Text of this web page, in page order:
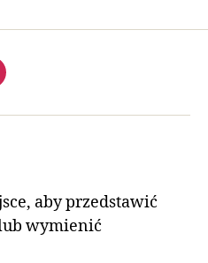
aby przedstawić
wymienić